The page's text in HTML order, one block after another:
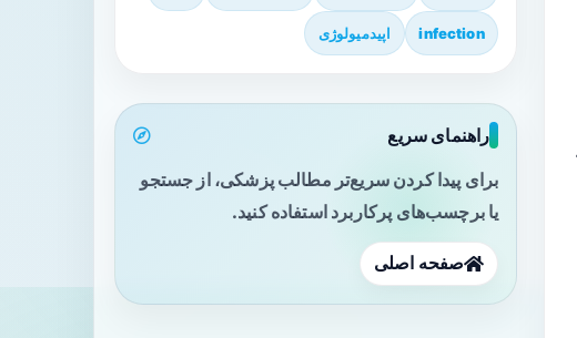
infection اپیدمیولوژی
راهنمای سریع
برای پیدا کردن سریع‌تر مطالب پزشکی، از جستجو
یا برچسب‌های پرکاربرد استفاده کنید.
صفحه اصلی